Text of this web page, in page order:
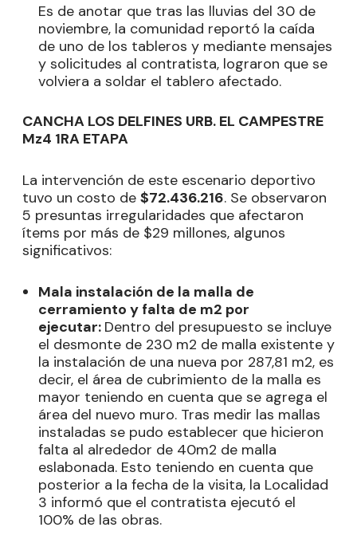
Es de anotar que tras las lluvias del 30 de
noviembre, la comunidad reportó la caída
de uno de los tableros y mediante mensajes
y solicitudes al contratista, lograron que se
volviera a soldar el tablero afectado.
CANCHA LOS DELFINES URB. EL CAMPESTRE
Mz4 1RA ETAPA
La intervención de este escenario deportivo
tuvo un costo de $72.436.216. Se observaron
5 presuntas irregularidades que afectaron
ítems por más de $29 millones, algunos
significativos:
Mala instalación de la malla de
cerramiento y falta de m2 por
ejecutar: Dentro del presupuesto se incluye
el desmonte de 230 m2 de malla existente y
la instalación de una nueva por 287,81 m2, es
decir, el área de cubrimiento de la malla es
mayor teniendo en cuenta que se agrega el
área del nuevo muro. Tras medir las mallas
instaladas se pudo establecer que hicieron
falta al alrededor de 40m2 de malla
eslabonada. Esto teniendo en cuenta que
posterior a la fecha de la visita, la Localidad
3 informó que el contratista ejecutó el
100% de las obras.